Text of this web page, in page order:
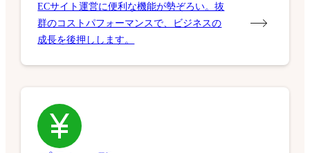
ECサイト運営に便利な機能が勢ぞろい。抜
群のコストパフォーマンスで、ビジネスの
成長を後押しします。